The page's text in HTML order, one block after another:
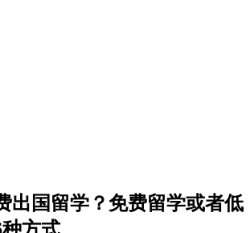
出国留学？免费留学或者低
方式